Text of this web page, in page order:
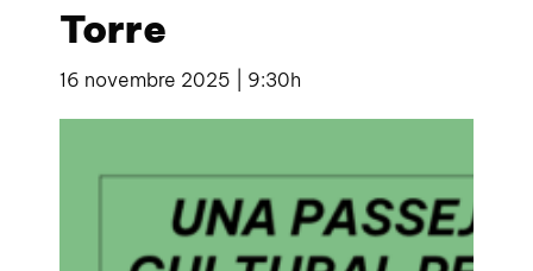
Torre
16 novembre 2025 | 9:30h